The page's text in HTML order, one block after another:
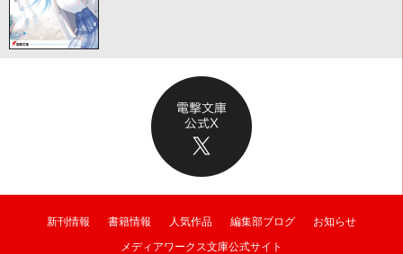
新刊情報 書籍情報 人気作品 編集部ブログ
お知らせ
メディアワークス文庫公式サイト